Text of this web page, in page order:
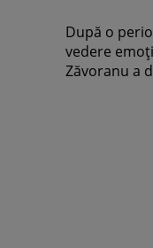
După o
vedere
Zăvoranu a